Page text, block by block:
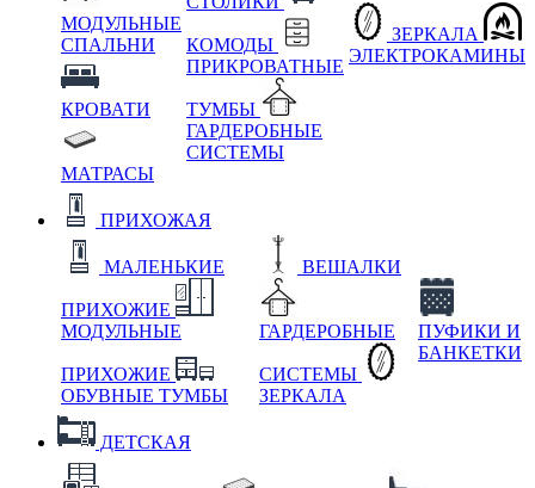
МОДУЛЬНЫЕ
СПАЛЬНИ
КРОВАТИ
МАТРАСЫ
КОМОДЫ
ПРИКРОВАТНЫЕ
ТУМБЫ
ГАРДЕРОБНЫЕ
СИСТЕМЫ
ЗЕРКАЛА
ЭЛЕКТРОКАМИНЫ
ПРИХОЖАЯ
МАЛЕНЬКИЕ
ПРИХОЖИЕ
МОДУЛЬНЫЕ
ПРИХОЖИЕ
ОБУВНЫЕ ТУМБЫ
ВЕШАЛКИ
ГАРДЕРОБНЫЕ
СИСТЕМЫ
ЗЕРКАЛА
ПУФИКИ И
БАНКЕТКИ
ДЕТСКАЯ